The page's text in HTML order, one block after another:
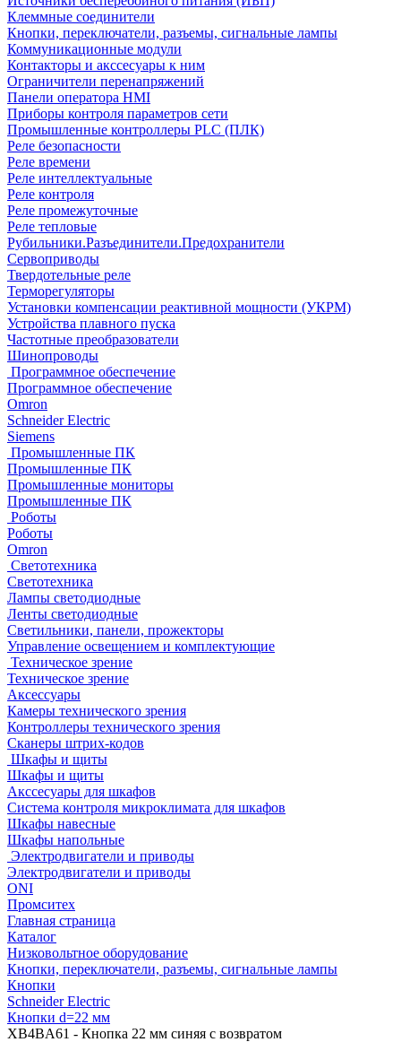
Клеммные соединители
Кнопки, переключатели, разъемы, сигнальные лампы
Коммуникационные модули
Контакторы и акссесуары к ним
Ограничители перенапряжений
Панели оператора HMI
Приборы контроля параметров сети
Промышленные контроллеры PLC (ПЛК)
Реле безопасности
Реле времени
Реле интеллектуальные
Реле контроля
Реле промежуточные
Реле тепловые
Рубильники.Разъединители.Предохранители
Сервоприводы
Твердотельные реле
Терморегуляторы
Установки компенсации реактивной мощности (УКРМ)
Устройства плавного пуска
Частотные преобразователи
Шинопроводы
Программное обеспечение
Программное обеспечение
Omron
Schneider Electric
Siemens
Промышленные ПК
Промышленные ПК
Промышленные мониторы
Промышленные ПК
Роботы
Роботы
Omron
Светотехника
Светотехника
Лампы светодиодные
Ленты светодиодные
Светильники, панели, прожекторы
Управление освещением и комплектующие
Техническое зрение
Техническое зрение
Аксессуары
Камеры технического зрения
Контроллеры технического зрения
Сканеры штрих-кодов
Шкафы и щиты
Шкафы и щиты
Акссесуары для шкафов
Система контроля микроклимата для шкафов
Шкафы навесные
Шкафы напольные
Электродвигатели и приводы
Электродвигатели и приводы
ONI
Промситех
Главная страница
Каталог
Низковольтное оборудование
Кнопки, переключатели, разъемы, сигнальные лампы
Кнопки
Schneider Electric
Кнопки d=22 мм
XB4BA61 - Кнопка 22 мм синяя с возвратом